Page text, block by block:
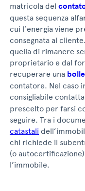
matricola del
questa sequenza
cui l’energia viene
consegnata al
quella di rimanere
proprietario e dal
recuperare una
contatore. Nel caso
consigliabile
prescelto per farsi
seguire. Tra i
catastali
chi richiede il
(o
l’immobile.